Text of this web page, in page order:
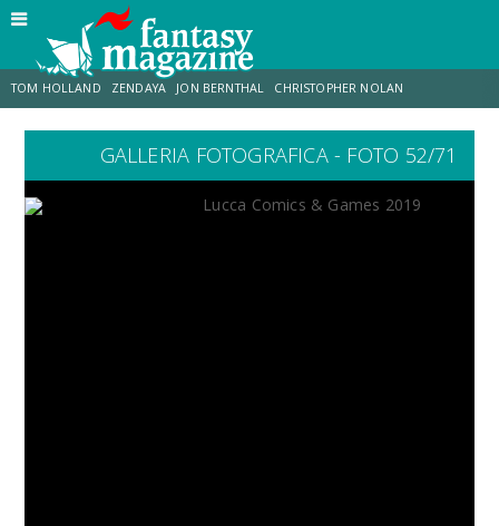
TOM HOLLAND ZENDAYA JON BERNTHAL CHRISTOPHER NOLAN
LUCCA COMICS & GAMES ODISSEA MARK RUFFALO
GALLERIA FOTOGRAFICA - FOTO 52/71